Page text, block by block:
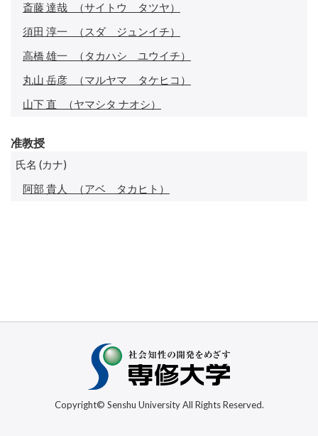
斎藤 達哉
（サイトウ タツヤ）
須田 淳一
（スダ ジュンイチ）
高橋 雄一
（タカハシ ユウイチ）
丸山 岳彦
（マルヤマ タケヒコ）
山下 直
（ヤマシタ ナオシ）
准教授
氏名 (カナ)
阿部 貴人
（アベ タカヒト）
Copyright© Senshu University All Rights Reserved.